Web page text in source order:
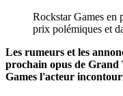
Rockstar Games
prix polémiques et
Les rumeurs et les
prochain opus de
Games l'acteur